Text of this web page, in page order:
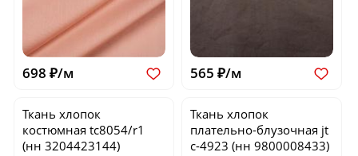
698 ₽/м 565 ₽/м
Ткань хлопок
костюмнаяtc8054/r1
(нн 3204423144)
Ткань хлопок
плательно-блузочная jt
c-4923 (нн 9800008433)